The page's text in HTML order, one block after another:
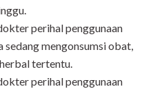
perihal penggunaan
mengonsumsi obat,
tertentu.
perihal penggunaan